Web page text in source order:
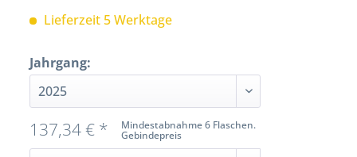
Lieferzeit 5 Werktage
Jahrgang:
Mindestabnahme 6 Flaschen.
Gebindepreis
137,34 € *